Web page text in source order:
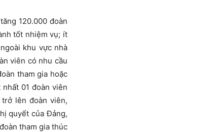
120.000 đoàn
tốt nhiệm vụ; ít
khu vực nhà
viên có nhu cầu
tham gia hoặc
01 đoàn viên
lên đoàn viên,
quyết của Đảng,
tham gia thúc